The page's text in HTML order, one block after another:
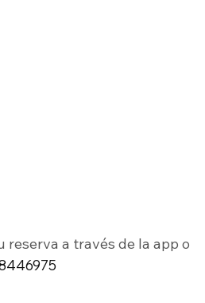
reserva a través de la app o